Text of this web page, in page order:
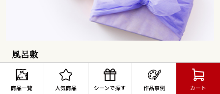
商品一覧 人気商品 シーンで探す 作品事例 カート
風呂敷
身近な方へのプレゼントはもちろん、かしこまったシーンにも。
贈り先様への気持ちを想いに込めた風呂敷包みで、1つ1つ丁寧に
お包み致します。